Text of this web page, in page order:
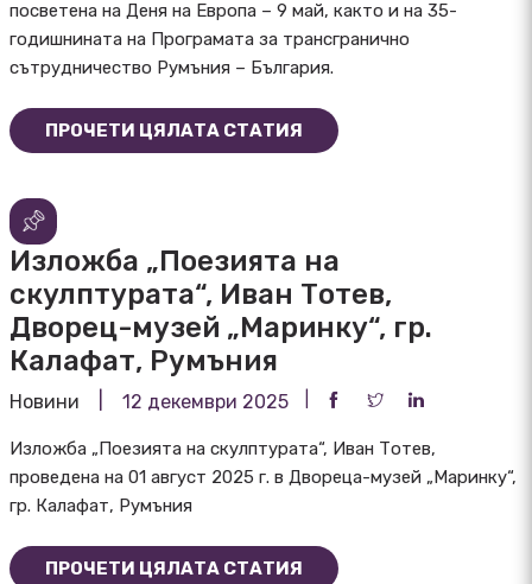
посветена на Деня на Европа – 9 май, както и на 35-
годишнината на Програмата за трансгранично
сътрудничество Румъния – България.
ПРОЧЕТИ ЦЯЛАТА СТАТИЯ
Изложба „Поезията на
скулптурата“, Иван Тотев,
Дворец-музей „Маринку“, гр.
Калафат, Румъния
Новини 12 декември 2025
Изложба „Поезията на скулптурата“, Иван Тотев,
проведена на 01 август 2025 г. в Двореца-музей „Маринку“,
гр. Калафат, Румъния
ПРОЧЕТИ ЦЯЛАТА СТАТИЯ